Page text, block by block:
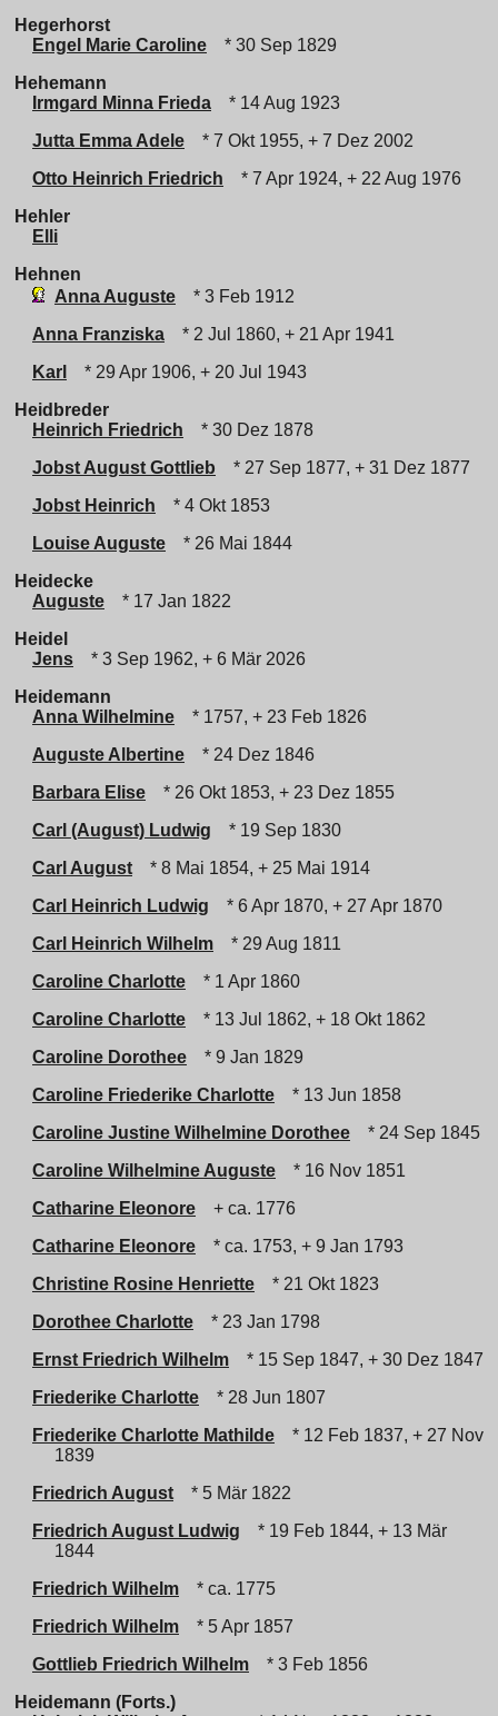
Hegerhorst
Engel Marie Caroline
* 30 Sep 1829
Hehemann
Irmgard Minna Frieda
* 14 Aug 1923
Jutta Emma Adele
* 7 Okt 1955, + 7 Dez 2002
Otto Heinrich Friedrich
* 7 Apr 1924, + 22 Aug 1976
Hehler
Elli
Hehnen
Anna Auguste
* 3 Feb 1912
Anna Franziska
* 2 Jul 1860, + 21 Apr 1941
Karl
* 29 Apr 1906, + 20 Jul 1943
Heidbreder
Heinrich Friedrich
* 30 Dez 1878
Jobst August Gottlieb
* 27 Sep 1877, + 31 Dez 1877
Jobst Heinrich
* 4 Okt 1853
Louise Auguste
* 26 Mai 1844
Heidecke
Auguste
* 17 Jan 1822
Heidel
Jens
* 3 Sep 1962, + 6 Mär 2026
Heidemann
Anna Wilhelmine
* 1757, + 23 Feb 1826
Auguste Albertine
* 24 Dez 1846
Barbara Elise
* 26 Okt 1853, + 23 Dez 1855
Carl (August) Ludwig
* 19 Sep 1830
Carl August
* 8 Mai 1854, + 25 Mai 1914
Carl Heinrich Ludwig
* 6 Apr 1870, + 27 Apr 1870
Carl Heinrich Wilhelm
* 29 Aug 1811
Caroline Charlotte
* 1 Apr 1860
Caroline Charlotte
* 13 Jul 1862, + 18 Okt 1862
Caroline Dorothee
* 9 Jan 1829
Caroline Friederike Charlotte
* 13 Jun 1858
Caroline Justine Wilhelmine Dorothee
* 24 Sep 1845
Caroline Wilhelmine Auguste
* 16 Nov 1851
Catharine Eleonore
+ ca. 1776
Catharine Eleonore
* ca. 1753, + 9 Jan 1793
Christine Rosine Henriette
* 21 Okt 1823
Dorothee Charlotte
* 23 Jan 1798
Ernst Friedrich Wilhelm
* 15 Sep 1847, + 30 Dez 1847
Friederike Charlotte
* 28 Jun 1807
Friederike Charlotte Mathilde
* 12 Feb 1837, + 27 Nov
1839
Friedrich August
* 5 Mär 1822
Friedrich August Ludwig
* 19 Feb 1844, + 13 Mär
1844
Friedrich Wilhelm
* ca. 1775
Friedrich Wilhelm
* 5 Apr 1857
Gottlieb Friedrich Wilhelm
* 3 Feb 1856
Heidemann (Forts.)